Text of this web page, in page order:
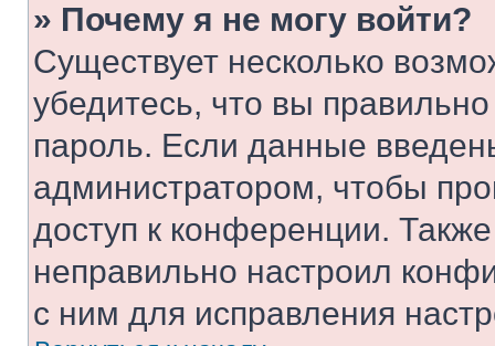
» Почему я не могу войти?
Существует несколько
убедитесь, что вы
пароль. Если данные
администратором, чтобы
доступ к конференции.
неправильно настроил
с ним для исправления